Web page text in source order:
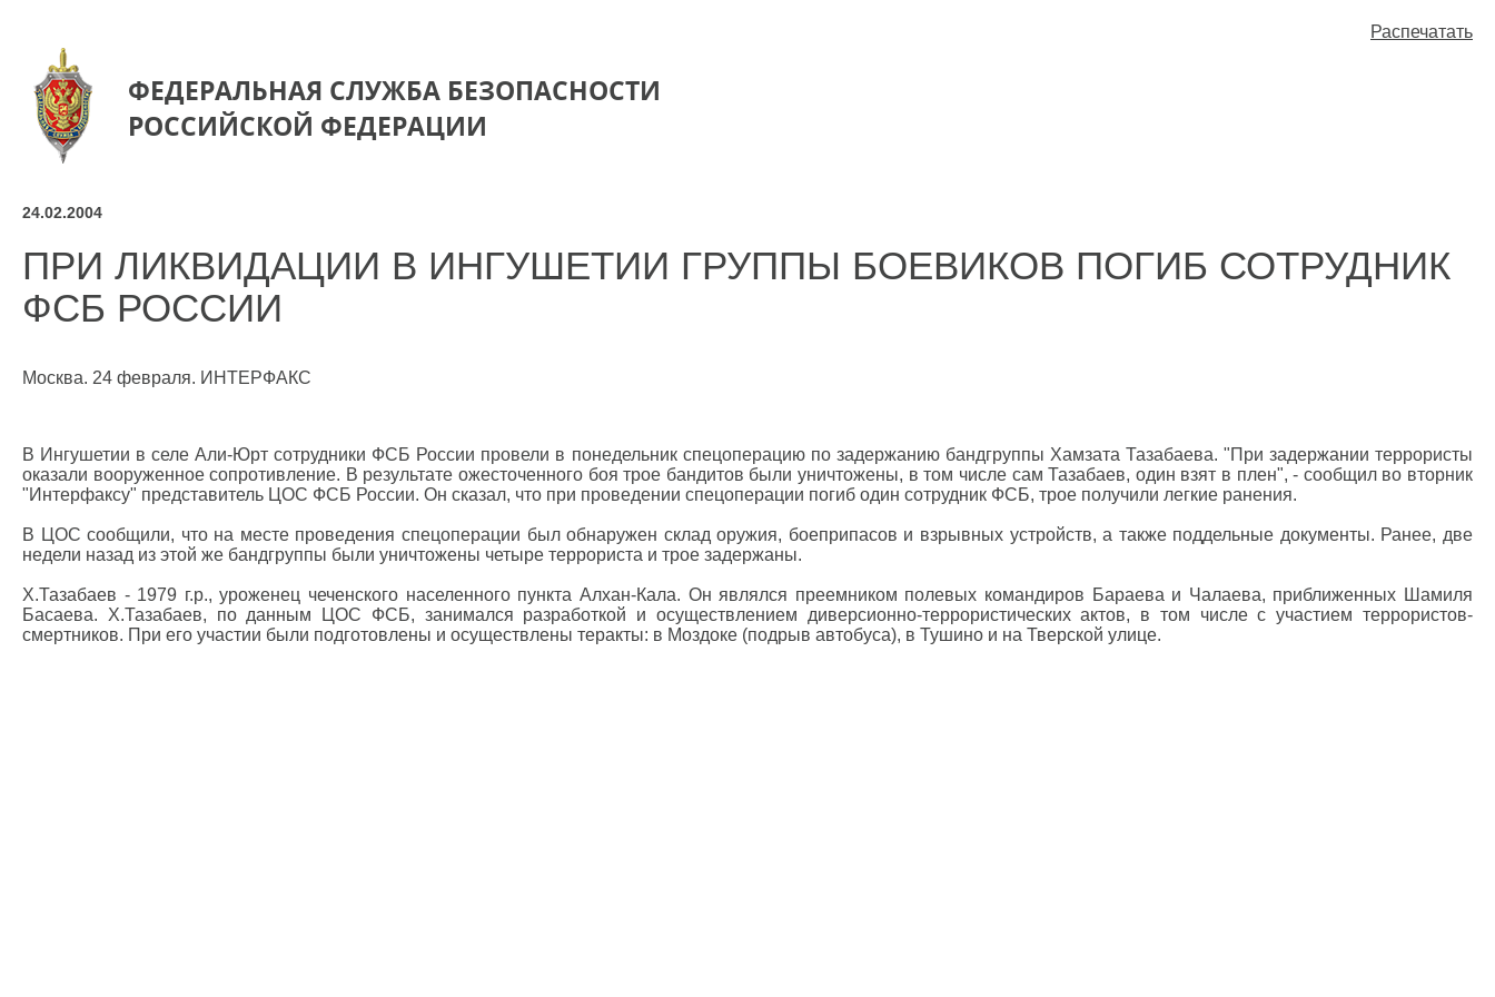
ФЕДЕРАЛЬНАЯ СЛУЖБА БЕЗОПАСНОСТИ
РОССИЙСКОЙ ФЕДЕРАЦИИ
Распечатать
24.02.2004
ПРИ ЛИКВИДАЦИИ В ИНГУШЕТИИ ГРУППЫ БОЕВИКОВ ПОГИБ СОТРУДНИК
ФСБ РОССИИ
Москва. 24 февраля. ИНТЕРФАКС
В Ингушетии в селе Али-Юрт сотрудники ФСБ России провели в понедельник спецоперацию по задержанию бандгруппы Хамзата Тазабаева. "При задержании террористы
оказали вооруженное сопротивление. В результате ожесточенного боя трое бандитов были уничтожены, в том числе сам Тазабаев, один взят в плен", - сообщил во вторник
"Интерфаксу" представитель ЦОС ФСБ России. Он сказал, что при проведении спецоперации погиб один сотрудник ФСБ, трое получили легкие ранения.
В ЦОС сообщили, что на месте проведения спецоперации был обнаружен склад оружия, боеприпасов и взрывных устройств, а также поддельные документы. Ранее, две
недели назад из этой же бандгруппы были уничтожены четыре террориста и трое задержаны.
Х.Тазабаев - 1979 г.р., уроженец чеченского населенного пункта Алхан-Кала. Он являлся преемником полевых командиров Бараева и Чалаева, приближенных Шамиля
Басаева. Х.Тазабаев, по данным ЦОС ФСБ, занимался разработкой и осуществлением диверсионно-террористических актов, в том числе с участием террористов-
смертников. При его участии были подготовлены и осуществлены теракты: в Моздоке (подрыв автобуса), в Тушино и на Тверской улице.